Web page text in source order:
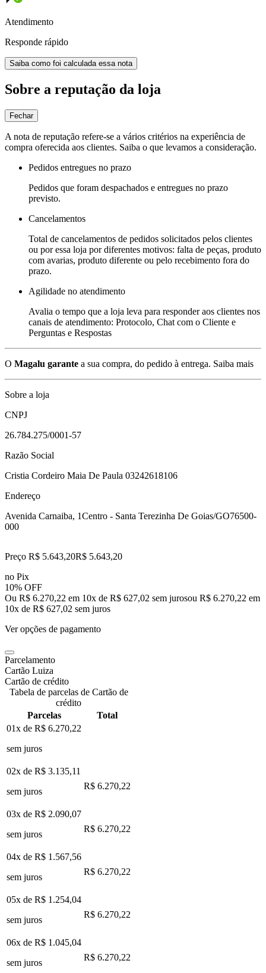
Atendimento
Responde rápido
Saiba como foi calculada essa nota
Sobre a reputação da loja
Fechar
A nota de reputação refere-se a vários critérios na experiência de
compra oferecida aos clientes. Saiba o que levamos a consideração.
Pedidos entregues no prazo
Pedidos que foram despachados e entregues no prazo
previsto.
Cancelamentos
Total de cancelamentos de pedidos solicitados pelos clientes
ou por essa loja por diferentes motivos: falta de peças, produto
com avarias, produto diferente ou pelo recebimento fora do
prazo.
Agilidade no atendimento
Avalia o tempo que a loja leva para responder aos clientes nos
canais de atendimento: Protocolo, Chat com o Cliente e
Perguntas e Respostas
O Magalu garante a sua compra, do pedido à entrega. Saiba mais
Sobre a loja
CNPJ
26.784.275/0001-57
Razão Social
Cristia Cordeiro Maia De Paula 03242618106
Endereço
Avenida Carnaiba, 1Centro - Santa Terezinha De Goias/GO76500-
000
Preço R$ 5.643,20R$ 5.643,20
no Pix
10% OFF
Ou R$ 6.270,22 em 10x de R$ 627,02 sem jurosou R$ 6.270,22 em
10x de R$ 627,02 sem juros
Ver opções de pagamento
Parcelamento
Cartão Luiza
Cartão de crédito
Tabela de parcelas de Cartão de
crédito
Parcelas
Total
01x de R$ 6.270,22
sem juros
02x de R$ 3.135,11
sem juros
R$ 6.270,22
03x de R$ 2.090,07
sem juros
R$ 6.270,22
04x de R$ 1.567,56
sem juros
R$ 6.270,22
05x de R$ 1.254,04
sem juros
R$ 6.270,22
06x de R$ 1.045,04
sem juros
R$ 6.270,22